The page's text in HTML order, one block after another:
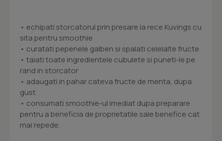
• echipati storcatorul prin presare la rece Kuvings cu
sita pentru smoothie
• curatati pepenele galben si spalati celelalte fructe
• taiati toate ingredientele cubulete si puneti-le pe
rand in storcator
• adaugati in pahar cateva fructe de menta, dupa
gust
• consumati smoothie-ul imediat dupa preparare
pentru a beneficia de proprietatile sale benefice cat
mai repede.